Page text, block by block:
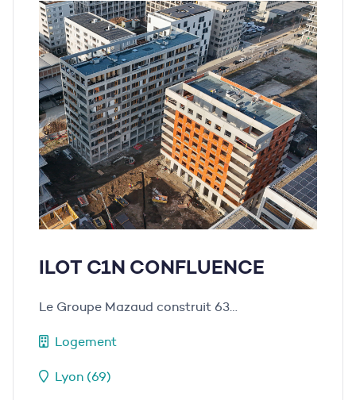
ILOT C1N CONFLUENCE
Le Groupe Mazaud construit 63…
Logement
Lyon (69)